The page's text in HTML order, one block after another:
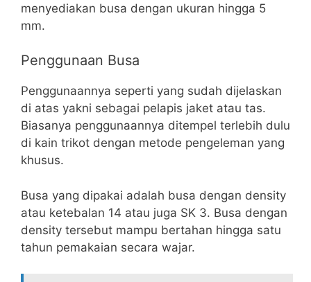
menyediakan busa dengan ukuran hingga 5
mm.
Penggunaan Busa
Penggunaannya seperti yang sudah dijelaskan
di atas yakni sebagai pelapis jaket atau tas.
Biasanya penggunaannya ditempel terlebih dulu
di kain trikot dengan metode pengeleman yang
khusus.
Busa yang dipakai adalah busa dengan density
atau ketebalan 14 atau juga SK 3. Busa dengan
density tersebut mampu bertahan hingga satu
tahun pemakaian secara wajar.